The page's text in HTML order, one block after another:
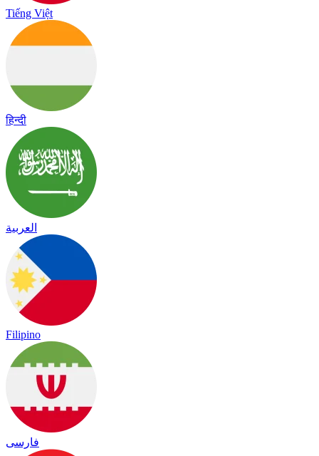
Tiếng Việt
हिन्दी
العربية
Filipino
فارسی